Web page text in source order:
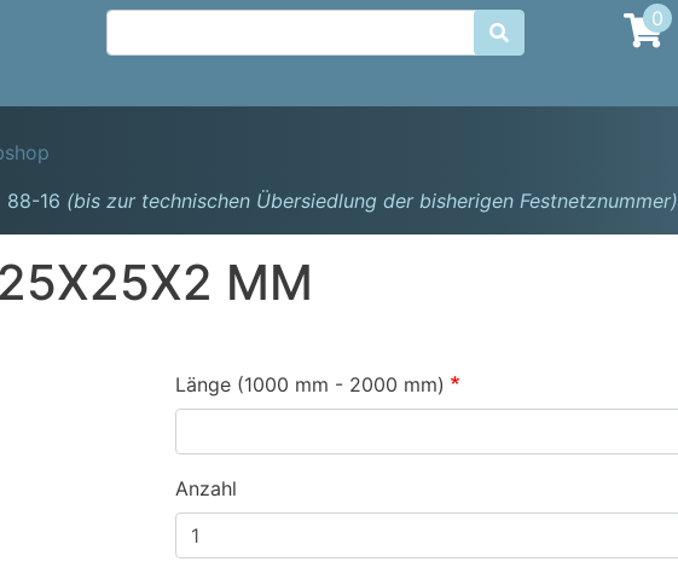
Direkt

0
88-16 (bis zur technischen Übersiedlung der bisherigen Festnetznummer)
MM
Länge (1000 mm - 2000 mm)
Anzahl